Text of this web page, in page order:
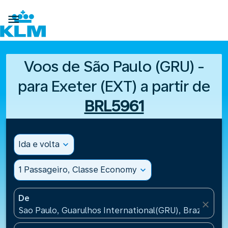

Voos de São Paulo (GRU) -
para Exeter (EXT) a partir de
BRL5961
Ida e volta expand_more
1 Passageiro, Classe Economy expand_more
De
Sao Paulo, Guarulhos International(GRU), Brazil
close